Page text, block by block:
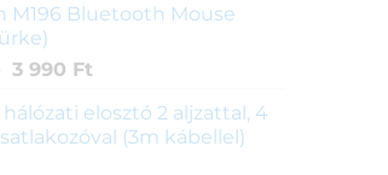
M196 Bluetooth Mouse
Original
was:
4
3 990 FtCurrent
is:
3
hálózati elosztó 2 aljzattal, 4
(3m kábellel)